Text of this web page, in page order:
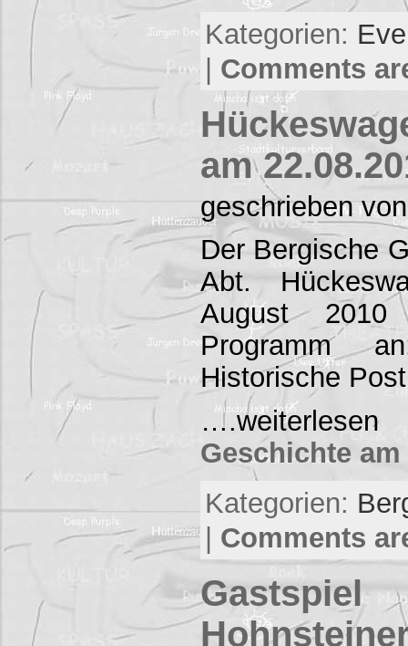
Kategorien:
| Comments
am
geschrieben
Der Bergische
Abt.
August 2010
Programm
Historische
Geschichte am
Kategorien:
Comments
Gastspiel